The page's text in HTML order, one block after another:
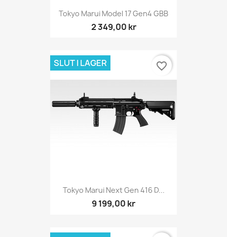
Tokyo Marui Model 17 Gen4 GBB
2 349,00 kr
Tokyo Marui Next Gen 416 D...
9 199,00 kr
SLUT I LAGER favorite_border